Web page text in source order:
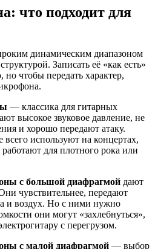
что подходит для
динамическим диапазоном
Записать её «как есть»
чтобы передать характер,
— классика для гитарных
высокое звуковое давление, не
и хорошо передают атаку.
используют на концертах,
для плотного рока или
с большой диафрагмой дают
чувствительнее, передают
и воздух. Но с ними нужно
они могут «захлебнуться»,
с перегрузом.
с малой диафрагмой — выбор